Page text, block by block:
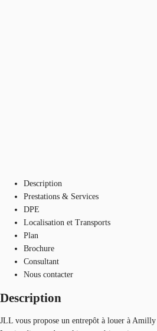
Description
Prestations & Services
DPE
Localisation et Transports
Plan
Brochure
Consultant
Nous contacter
Description
JLL vous propose un entrepôt à louer à Amilly